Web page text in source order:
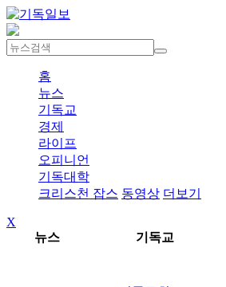
홈
뉴스
기독교
경제
라이프
오피니언
기독대학
크리스천 잡스 동영상 더보기
X
뉴스
기독교